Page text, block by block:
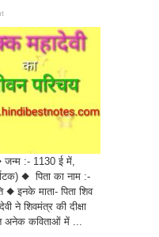
जन्म :- 1130 ई में,
◆ पिता का नाम :-
◆ इनके माता- पिता शिव
ने शिवमंत्र की दीक्षा
अनेक कविताओं में ...